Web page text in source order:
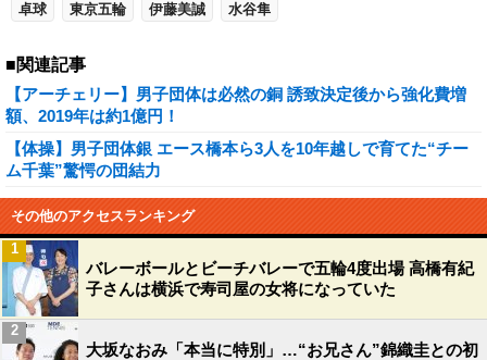
卓球 東京五輪 伊藤美誠 水谷隼
■関連記事
【アーチェリー】男子団体は必然の銅 誘致決定後から強化費増
額、2019年は約1億円！
【体操】男子団体銀 エース橋本ら3人を10年越しで育てた“チー
ム千葉”驚愕の団結力
その他のアクセスランキング
バレーボールとビーチバレーで五輪4度出場 高橋有紀
子さんは横浜で寿司屋の女将になっていた
1
大坂なおみ「本当に特別」…“お兄さん”錦織圭との初
2